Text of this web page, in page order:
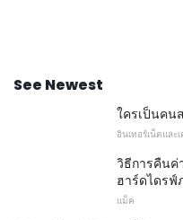
See Newest
ใครเป็นคน
อินเทอร์เน็ตและ
วิธีการคืนค่
ฮาร์ดไดรฟ์
แม็ค